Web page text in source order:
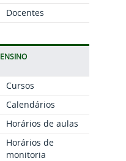
Docentes
ENSINO
Cursos
Calendários
Horários de aulas
Horários de
monitoria